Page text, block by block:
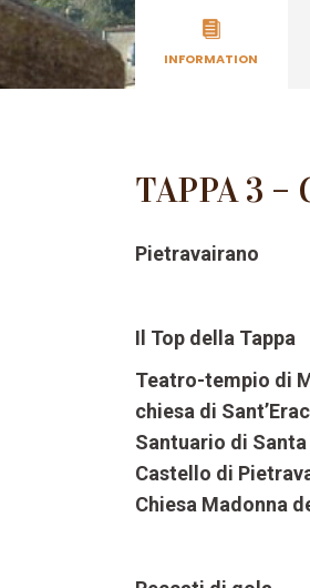
INFORMATION
TAPPA 3 –
Pietravairano
Il Top della Tappa
Teatro-tempio di
chiesa di
Santuario di
Castello di
Chiesa Madonna